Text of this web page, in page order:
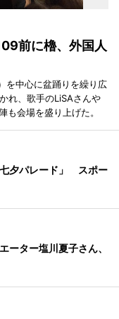
前に櫓、外国人
を中心に盆踊りを繰り広
れ、歌手のLiSAさんや
会場を盛り上げた。
夕パレード」 スポー
ーター塩川夏子さん、